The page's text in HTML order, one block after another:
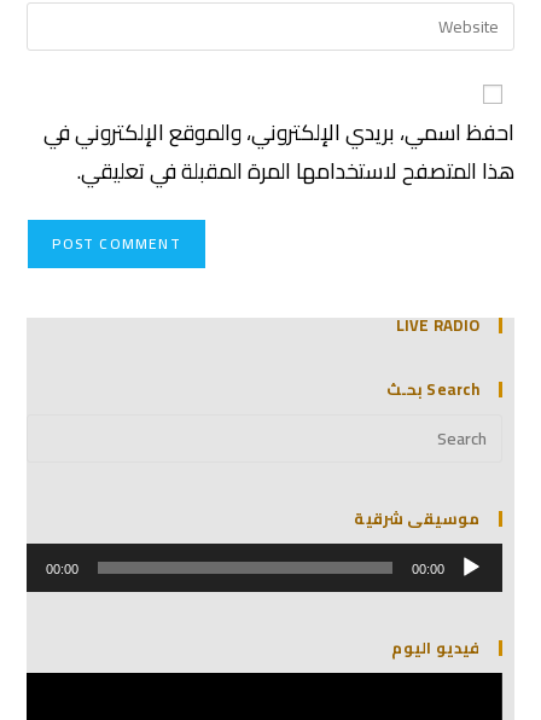
احفظ اسمي، بريدي الإلكتروني، والموقع الإلكتروني في
هذا المتصفح لاستخدامها المرة المقبلة في تعليقي.
LIVE RADIO
Search بحـث
موسيقى شرقية
مشغل
الصوت 00:00
00:00
فيديو اليوم
مشغل